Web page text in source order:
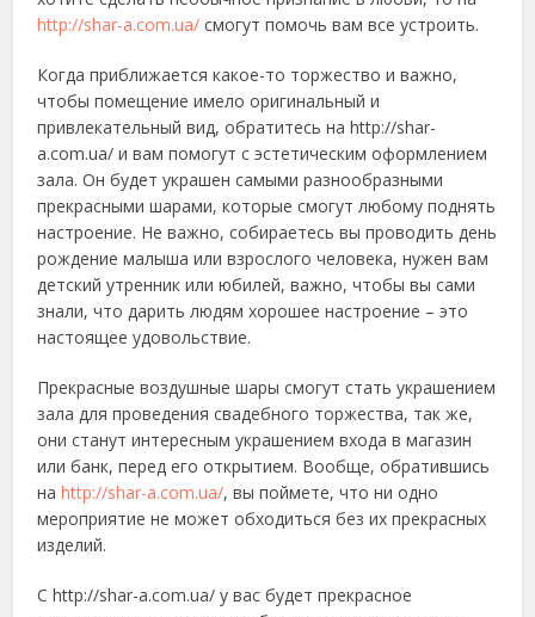
http://shar-a.com.ua/ смогут помочь вам все устроить.
Когда приближается какое-то торжество и важно,
чтобы помещение имело оригинальный и
привлекательный вид, обратитесь на http://shar-
a.com.ua/ и вам помогут с эстетическим оформлением
зала. Он будет украшен самыми разнообразными
прекрасными шарами, которые смогут любому поднять
настроение. Не важно, собираетесь вы проводить день
рождение малыша или взрослого человека, нужен вам
детский утренник или юбилей, важно, чтобы вы сами
знали, что дарить людям хорошее настроение – это
настоящее удовольствие.
Прекрасные воздушные шары смогут стать украшением
зала для проведения свадебного торжества, так же,
они станут интересным украшением входа в магазин
или банк, перед его открытием. Вообще, обратившись
наhttp://shar-a.com.ua/, вы поймете, что ни одно
мероприятие не может обходиться без их прекрасных
изделий.
С http://shar-a.com.ua/ у вас будет прекрасное